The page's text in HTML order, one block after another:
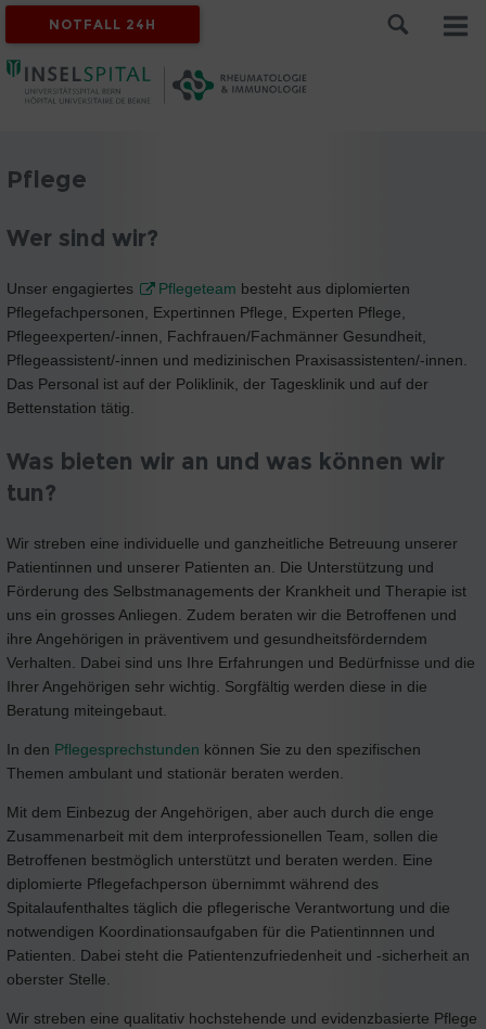
NOTFALL 24H
Pflege
Wer sind wir?
Unser engagiertes Pflegeteam besteht aus diplomierten
Pflegefachpersonen, Expertinnen Pflege, Experten Pflege,
Pflegeexperten/-innen, Fachfrauen/Fachmänner Gesundheit,
Pflegeassistent/-innen und medizinischen Praxisassistenten/-innen.
Das Personal ist auf der Poliklinik, der Tagesklinik und auf der
Bettenstation tätig.
Was bieten wir an und was können wir
tun?
Wir streben eine individuelle und ganzheitliche Betreuung unserer
Patientinnen und unserer Patienten an. Die Unterstützung und
Förderung des Selbstmanagements der Krankheit und Therapie ist
uns ein grosses Anliegen. Zudem beraten wir die Betroffenen und
ihre Angehörigen in präventivem und gesundheitsförderndem
Verhalten. Dabei sind uns Ihre Erfahrungen und Bedürfnisse und die
Ihrer Angehörigen sehr wichtig. Sorgfältig werden diese in die
Beratung miteingebaut.
In den Pflegesprechstunden können Sie zu den spezifischen
Themen ambulant und stationär beraten werden.
Mit dem Einbezug der Angehörigen, aber auch durch die enge
Zusammenarbeit mit dem interprofessionellen Team, sollen die
Betroffenen bestmöglich unterstützt und beraten werden. Eine
diplomierte Pflegefachperson übernimmt während des
Spitalaufenthaltes täglich die pflegerische Verantwortung und die
notwendigen Koordinationsaufgaben für die Patientinnnen und
Patienten. Dabei steht die Patientenzufriedenheit und -sicherheit an
oberster Stelle.
Wir streben eine qualitativ hochstehende und evidenzbasierte Pflege